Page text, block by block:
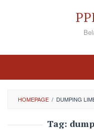
HOMEPAGE / DUMPING
Tag: